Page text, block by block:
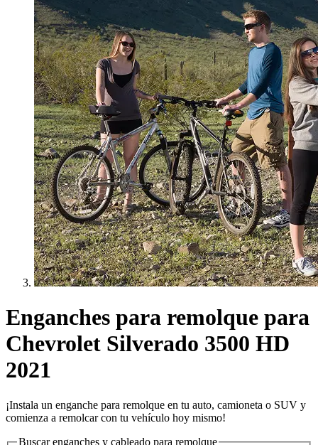
Enganches para remolque para
Chevrolet Silverado 3500 HD
2021
¡Instala un enganche para remolque en tu auto, camioneta o SUV y
comienza a remolcar con tu vehículo hoy mismo!
Buscar enganches y cableado para remolque